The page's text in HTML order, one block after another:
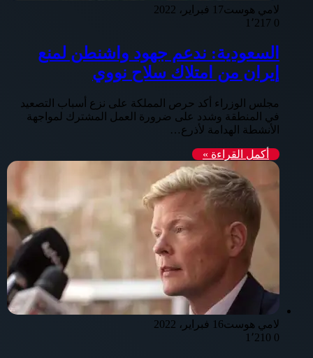
لامي هوست17 فبراير، 2022
0
السعودية: ندعم جهود واشنطن لمنع
إيران من امتلاك سلاح نووي
مجلس الوزراء أكد حرص المملكة على نزع أسباب التصعيد
في المنطقة وشدد على ضرورة العمل المشترك لمواجهة
الأنشطة الهدامة لأذرع…
أكمل القراءة »
لامي هوست16 فبراير، 2022
0